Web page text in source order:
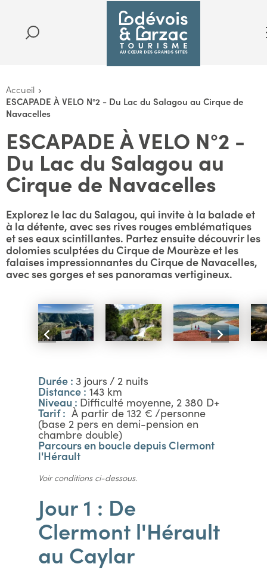
Accueil
ESCAPADE À VELO N°2 - Du Lac du Salagou au Cirque de
Navacelles
ESCAPADE À VELO N°2 -
Du Lac du Salagou au
Cirque de Navacelles
Explorez le lac du Salagou, qui invite à la balade et
à la détente, avec ses rives rouges emblématiques
et ses eaux scintillantes. Partez ensuite découvrir les
dolomies sculptées du Cirque de Mourèze et les
falaises impressionnantes du Cirque de Navacelles,
avec ses gorges et ses panoramas vertigineux.
Durée : 3 jours / 2 nuits
Distance : 143 km
Niveau : Difficulté moyenne, 2 380 D+
Tarif : À partir de 132 € /personne
(base 2 pers en demi-pension en
chambre double)
Parcours en boucle depuis Clermont
l'Hérault
Voir conditions ci-dessous.
Jour 1 : De
Clermont l'Hérault
au Caylar